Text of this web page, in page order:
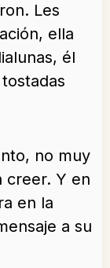
Les
ella
él
no muy
creer. Y en
en la
a su